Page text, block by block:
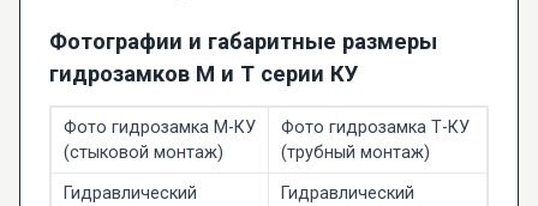
Фотографии и габаритные размеры
гидрозамков М и Т серии КУ
Фото гидрозамка М-КУ
(стыковой монтаж)
Фото гидрозамка Т-КУ
(трубный монтаж)
Гидравлический
Гидравлический